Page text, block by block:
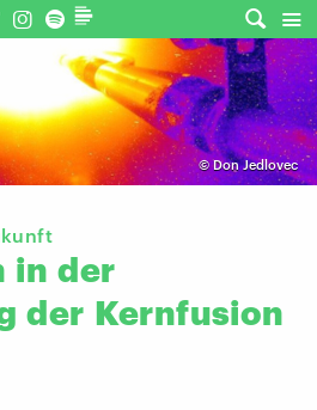
©Don Jedlovec
in der
der Kernfusion